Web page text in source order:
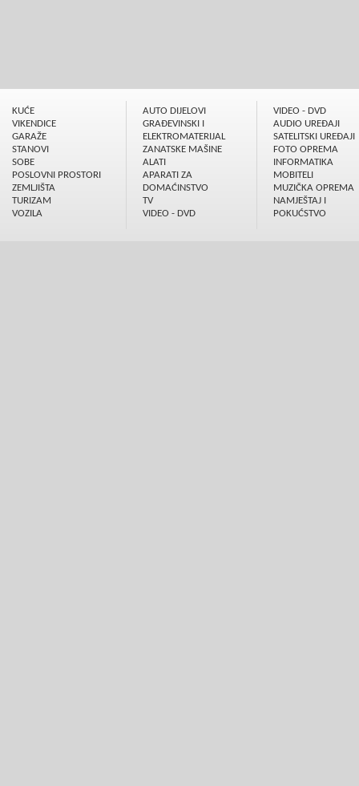
KUĆE
VIKENDICE
GARAŽE
STANOVI
SOBE
POSLOVNI PROSTORI
ZEMLJIŠTA
TURIZAM
VOZILA
AUTO DIJELOVI
GRAÐEVINSKI I
ELEKTROMATERIJAL
ZANATSKE MAŠINE
ALATI
APARATI ZA
DOMAĆINSTVO
TV
VIDEO - DVD
VIDEO - DVD
AUDIO UREÐAJI
SATELITSKI UREÐAJI
FOTO OPREMA
INFORMATIKA
MOBITELI
MUZIČKA OPREMA
NAMJEŠTAJ I
POKUĆSTVO